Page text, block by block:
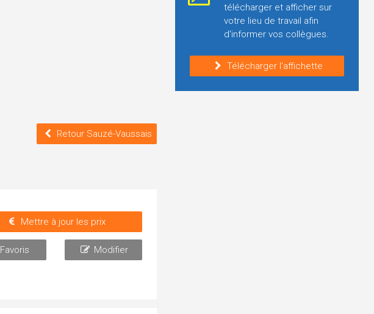
Retour Sauzé-Vaussais
Mettre à jour les prix
Favoris Modifier
télécharger et afficher sur
votre lieu de travail afin
d'informer vos collègues.
Télécharger l'affichette